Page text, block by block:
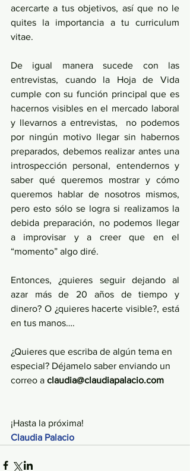
acercarte a tus objetivos, así que no le
quites la importancia a tu curriculum
vitae.
De igual manera sucede con las
entrevistas, cuando la Hoja de Vida
cumple con su función principal que es
hacernos visibles en el mercado laboral
y llevarnos a entrevistas,  no podemos
por ningún motivo llegar sin habernos
preparados, debemos realizar antes una
introspección personal, entendernos y
saber qué queremos mostrar y cómo
queremos hablar de nosotros mismos,
pero esto sólo se logra si realizamos la
debida preparación, no podemos llegar
a improvisar y a creer que en el
“momento” algo diré.
Entonces, ¿quieres seguir dejando al
azar más de 20 años de tiempo y
dinero? O ¿quieres hacerte visible?, está
en tus manos….
¿Quieres que escriba de algún tema en
especial? Déjamelo saber enviando un
correo a claudia@claudiapalacio.com
¡Hasta la próxima!
Claudia Palacio